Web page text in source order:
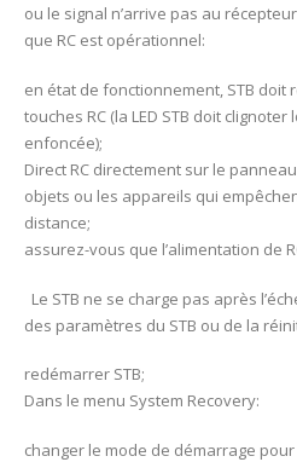
ou le signal n’arrive pas au
que RC est opérationnel:
en état de fonctionnement, STB doit
touches RC (la LED STB doit
enfoncée);
Direct RC directement sur le
objets ou les appareils qui
distance;
assurez-vous que l’alimentation de
Le STB ne se charge pas après
des paramètres du STB ou de la
redémarrer STB;
Dans le menu System Recovery:
changer le mode de démarrage pour